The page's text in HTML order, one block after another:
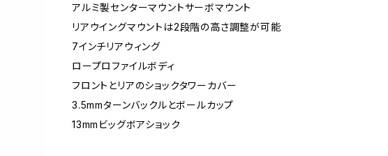
アルミ製センターマウントサーボマウント
リアウイングマウントは2段階の高さ調整が可能
7インチリアウィング
ロープロファイルボディ
フロントとリアのショックタワーカバー
3.5mmターンバックルとボールカップ
13mmビッグボアショック